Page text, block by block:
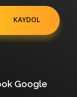
Google